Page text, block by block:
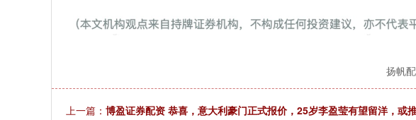
扬帆
上一篇： 博盈证券配资 恭喜，意大利豪门正式报价，25岁李盈莹有望留洋，或